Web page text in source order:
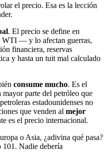
el precio. Esa es la lección
. El precio se define en
WTI — y lo afectan guerras,
financiera, reservas
y hasta un tuit mal calculado
consume mucho. Es el
parte del petróleo que
estadounidenses no
que venden al mejor
es el precio internacional.
o Asia, ¿adivina qué pasa?
101. Nadie debería